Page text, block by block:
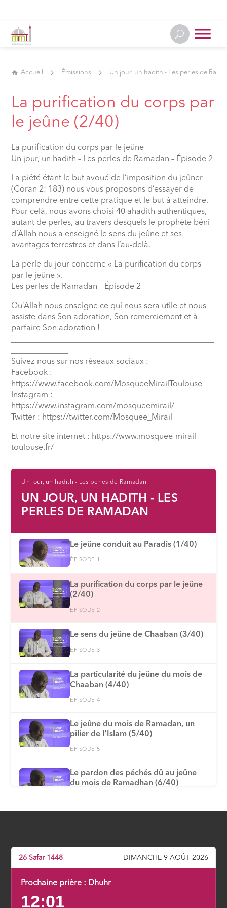
Accueil Émissions Un jour, un hadith - Les perles de
La purification du corps par
le jeûne (2/40)
La purification du corps par le jeûne
Un jour, un hadith – Les perles de Ramadan – Épisode 2
La piété étant le but avoué de l’imposition du jeûner
(Coran 2: 183) nous vous proposons d’essayer de
comprendre entre cette pratique et le but à atteindre.
Pour celà, nous avons choisi 40 ahadith authentiques,
autant de perles, au travers desquels le prophète béni
d’Allah nous a enseigné le sens du jeûne et ses
avantages terrestres et dans l’au-delà.
La perle du jour concerne « La purification du corps
par le jeûne ».
Les perles de Ramadan – Épisode 2
Qu’Allah nous enseigne ce qui nous sera utile et nous
assiste dans Son adoration, Son remerciement et à
parfaire Son adoration !
Suivez-nous sur nos réseaux sociaux :
Facebook :
https://www.facebook.com/MosqueeMirailToulouse
Instagram :
https://www.instagram.com/mosqueemirail/
Twitter : https://twitter.com/Mosquee_Mirail
Et notre site internet : https://www.mosquee-mirail-
toulouse.fr/
Un jour, un hadith - Les perles de Ramadan
UN JOUR, UN HADITH - LES
PERLES DE RAMADAN
Le jeûne conduit au Paradis (1/40)
ÉPISODE 1
La purification du corps par le jeûne
(2/40)
ÉPISODE 2
Le sens du jeûne de Chaaban (3/40)
ÉPISODE 3
La particularité du jeûne du mois de
Chaaban (4/40)
ÉPISODE 4
Le jeûne du mois de Ramadan, un
pilier de l'Islam (5/40)
ÉPISODE 5
Le pardon des péchés dû au jeûne
du mois de Ramadhan (6/40)
ÉPISODE 7
Les actes, dont le jeûne, ne valent
que par les intentions qui les anime
26 Safar 1448 DIMANCHE 9 AOÛT 2026
Prochaine prière : Dhuhr
12:01